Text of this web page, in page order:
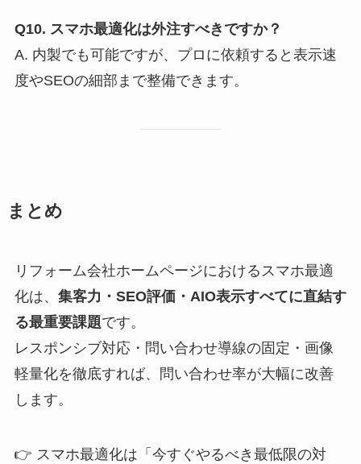
Q10. スマホ最適化は外注すべきですか？
A. 内製でも可能ですが、プロに依頼すると表示速
度やSEOの細部まで整備できます。
まとめ
リフォーム会社ホームページにおけるスマホ最適
化は、 集客力・SEO評価・AIO表示すべてに直結す
る最重要課題です。
レスポンシブ対応・問い合わせ導線の固定・画像
軽量化を徹底すれば、問い合わせ率が大幅に改善
します。
👉 スマホ最適化は「今すぐやるべき最低限の対